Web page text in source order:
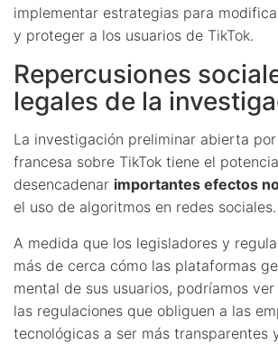
implementar estrategias para
y proteger a los usuarios de TikTok.
Repercusiones
legales de la
La investigación preliminar abierta
francesa sobre TikTok tiene el
desencadenar importantes efectos
el uso de algoritmos en redes sociales.
A medida que los legisladores y
más de cerca cómo las plataformas
mental de sus usuarios, podríamos
las regulaciones que obliguen a las
tecnológicas a ser más transparentes